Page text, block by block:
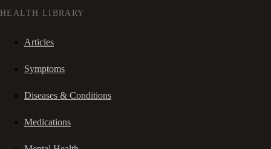
HEALTH LIBRARY
Articles
Symptoms
Diseases & Conditions
Medications